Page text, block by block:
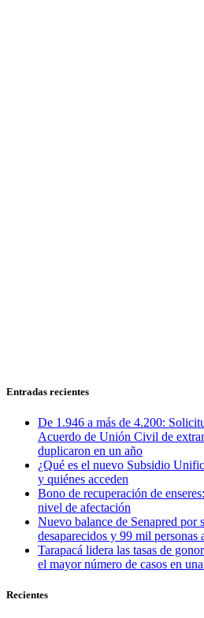
Entradas recientes
De 1.946 a más de 4.200:
Acuerdo de Unión Civil de
duplicaron en un año
¿Qué es el nuevo Subsidio
y quiénes acceden
Bono de recuperación de
nivel de afectación
Nuevo balance de Senapred por
desaparecidos y 99 mil personas
Tarapacá lidera las tasas de
el mayor número de casos en
Recientes